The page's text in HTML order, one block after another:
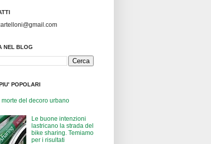
NEL BLOG
POPOLARI
morte del decoro urbano
Le buone intenzioni
lastricano la strada del
bike sharing. Temiamo
per i risultati